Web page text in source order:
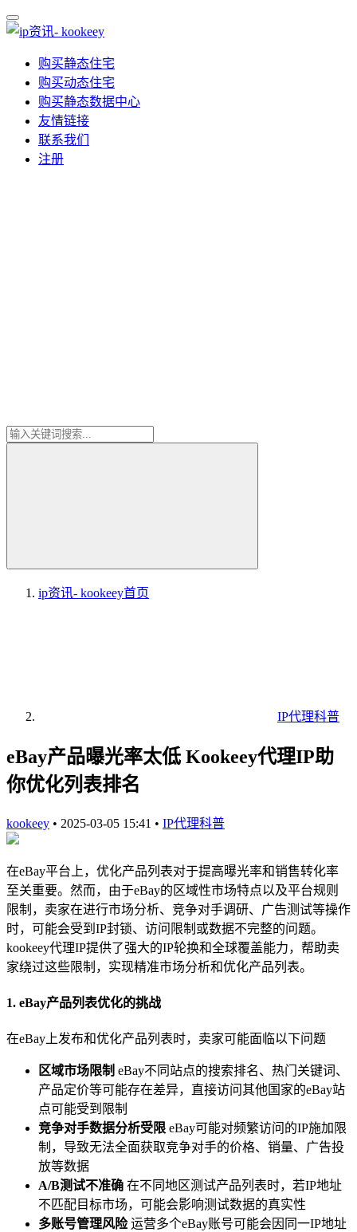
购买静态住宅
购买动态住宅
购买静态数据中心
友情链接
联系我们
注册
ip资讯- kookeey首页
IP代理科普
eBay产品曝光率太低 Kookeey代理IP助
你优化列表排名
kookeey • 2025-03-05 15:41 • IP代理科普
在eBay平台上，优化产品列表对于提高曝光率和销售转化率
至关重要。然而，由于eBay的区域性市场特点以及平台规则
限制，卖家在进行市场分析、竞争对手调研、广告测试等操作
时，可能会受到IP封锁、访问限制或数据不完整的问题。
kookeey代理IP提供了强大的IP轮换和全球覆盖能力，帮助卖
家绕过这些限制，实现精准市场分析和优化产品列表。
1. eBay产品列表优化的挑战
在eBay上发布和优化产品列表时，卖家可能面临以下问题
区域市场限制 eBay不同站点的搜索排名、热门关键词、
产品定价等可能存在差异，直接访问其他国家的eBay站
点可能受到限制
竞争对手数据分析受限 eBay可能对频繁访问的IP施加限
制，导致无法全面获取竞争对手的价格、销量、广告投
放等数据
A/B测试不准确 在不同地区测试产品列表时，若IP地址
不匹配目标市场，可能会影响测试数据的真实性
多账号管理风险运营多个eBay账号可能会因同一IP地址